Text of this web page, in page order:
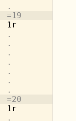
.           .
1r
.
.
.           .
.
.           .
.           .
.           .
1r
.